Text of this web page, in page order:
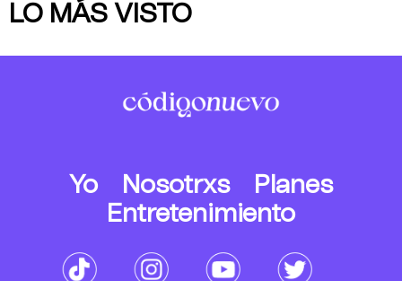
LO MÁS VISTO
Yo Nosotrxs
Planes
Entretenimiento